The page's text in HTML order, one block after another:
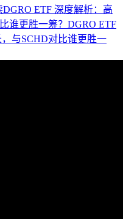
DGRO ETF 深度解析：高
谁更胜一筹？ DGRO ETF
与SCHD对比谁更胜一